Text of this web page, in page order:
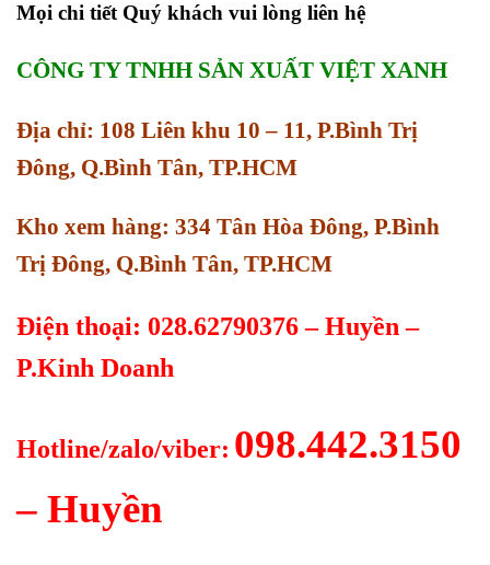
Mọi chi tiết Quý khách vui lòng liên hệ
CÔNG TY TNHH SẢN XUẤT VIỆT XANH
Địa chỉ: 108 Liên khu 10 – 11, P.Bình Trị
Đông, Q.Bình Tân, TP.HCM
Kho xem hàng: 334 Tân Hòa Đông, P.Bình
Trị Đông, Q.Bình Tân, TP.HCM
Điện thoại: 028.62790376 – Huyền –
P.Kinh Doanh
Hotline/zalo/viber: 098.442.3150
– Huyền